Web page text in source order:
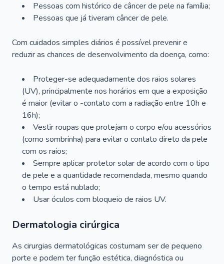
Pessoas com histórico de câncer de pele na família;
Pessoas que já tiveram câncer de pele.
Com cuidados simples diários é possível prevenir e
reduzir as chances de desenvolvimento da doença, como:
Proteger-se adequadamente dos raios solares
(UV), principalmente nos horários em que a exposição
é maior (evitar o -contato com a radiação entre 10h e
16h);
Vestir roupas que protejam o corpo e/ou acessórios
(como sombrinha) para evitar o contato direto da pele
com os raios;
Sempre aplicar protetor solar de acordo com o tipo
de pele e a quantidade recomendada, mesmo quando
o tempo está nublado;
Usar óculos com bloqueio de raios UV.
Dermatologia cirúrgica
As cirurgias dermatológicas costumam ser de pequeno
porte e podem ter função estética, diagnóstica ou